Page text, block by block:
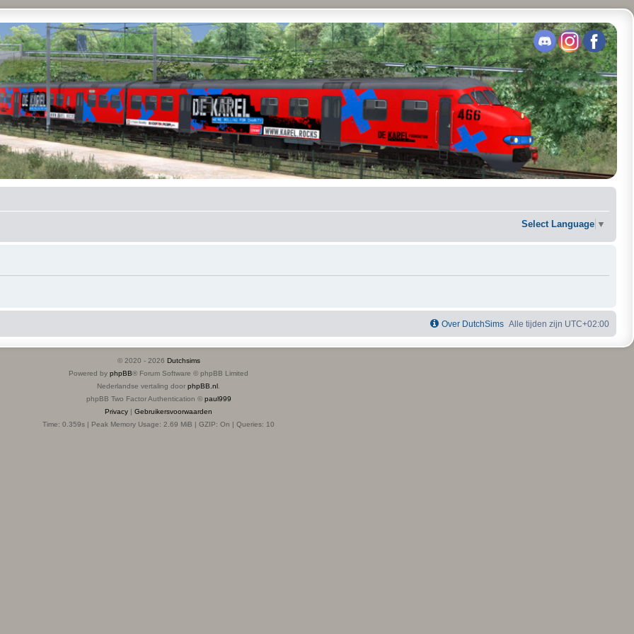
Select Language ▼
Alle tijden zijn UTC+02:00
Over DutchSims
© 2020 - 2026 Dutchsims
Powered by phpBB® Forum Software © phpBB Limited
Nederlandse vertaling door phpBB.nl
phpBB Two Factor Authentication © paul999
Privacy | Gebruikersvoorwaarden
Time: 0.359s | Peak Memory Usage: 2.69 MiB | GZIP: On | Queries: 10